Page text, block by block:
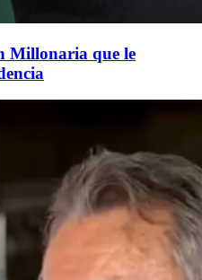
Millonaria que le